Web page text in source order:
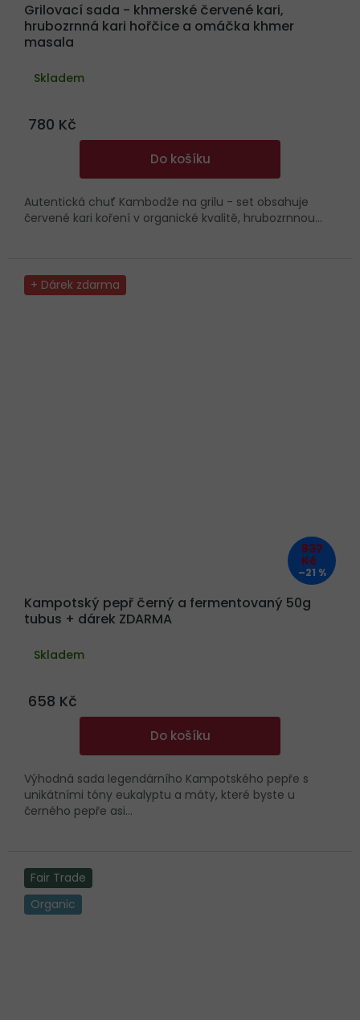
Grilovací sada - khmerské červené kari,
hrubozrnná kari hořčice a omáčka khmer
masala
Skladem
780 Kč
Do košíku
Autentická chuť Kambodže na grilu - set obsahuje
červené kari koření v organické kvalitě, hrubozrnnou...
+ Dárek zdarma
837
Kč
–21 %
Kampotský pepř černý a fermentovaný 50g
tubus + dárek ZDARMA
Skladem
658 Kč
Do košíku
Výhodná sada legendárního Kampotského pepře s
unikátními tóny eukalyptu a máty, které byste u
černého pepře asi...
Fair Trade
Organic